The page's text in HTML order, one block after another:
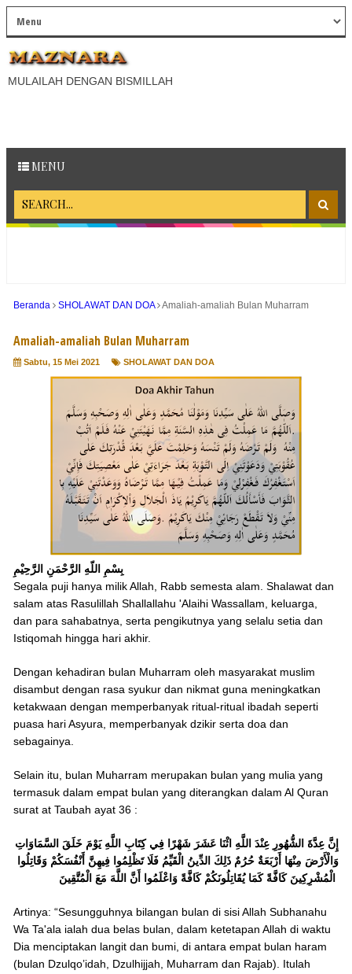
MULAILAH DENGAN BISMILLAH
MENU
Beranda SHOLAWAT DAN DOA Amaliah-amaliah Bulan Muharram
Amaliah-amaliah Bulan Muharram
Sabtu, 15 Mei 2021 SHOLAWAT DAN DOA
بِسْمِ اللّهِ الرَّحْمَنِ الرَّحِيْمِ
Segala puji hanya milik Allah, Rabb semesta alam. Shalawat dan
salam atas Rasulillah Shallallahu 'Alaihi Wassallam, keluarga,
dan para sahabatnya, serta pengikutnya yang selalu setia dan
Istiqomah hingga hari akhir.
Dengan kehadiran bulan Muharram oleh masyarakat muslim
disambut dengan rasa syukur dan nikmat guna meningkatkan
ketakwaan dengan memperbanyak ritual-ritual ibadah seperti
puasa hari Asyura, memperbanyak dzikir serta doa dan
sebagainya.
Selain itu, bulan Muharram merupakan bulan yang mulia yang
termasuk dalam empat bulan yang diterangkan dalam Al Quran
surat at Taubah ayat 36 :
إِنَّ عِدَّةَ الشُّهُورِ عِنْدَ اللَّهِ اثْنَا عَشَرَ شَهْرًا فِي كِتَابِ اللَّهِ يَوْمَ خَلَقَ السَّمَاوَاتِ
وَالْأَرْضَ مِنْهَا أَرْبَعَةٌ حُرُمٌ ذَلِكَ الدِّينُ الْقَيِّمُ فَلَا تَظْلِمُوا فِيهِنَّ أَنْفُسَكُمْ وَقَاتِلُوا
Artinya: “Sesungguhnya bilangan bulan di sisi Allah Subhanahu
Wa Ta'ala ialah dua belas bulan, dalam ketetapan Allah di waktu
Dia menciptakan langit dan bumi, di antara empat bulan haram
(bulan Dzulqo’idah, Dzulhijjah, Muharram dan Rajab). Itulah